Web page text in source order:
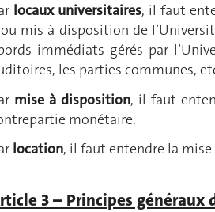
locaux universitaires, il faut
mis à disposition de
immédiats gérés par
les parties communes,
mise à disposition, il faut
monétaire.
location, il faut entendre la
3 – Principes